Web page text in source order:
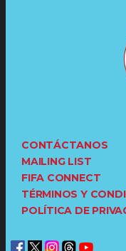
CONTÁCTANOS
MAILING LIST
FIFA CONNECT
TÉRMINOS Y
POLÍTICA DE